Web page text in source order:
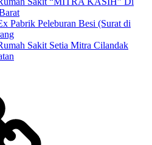
Pabrik Peleburan Besi (Surat di
Sakit Setia Mitra Cilandak